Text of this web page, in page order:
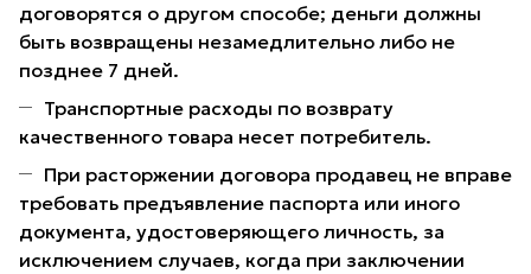
договорятся о другом способе; деньги должны
быть возвращены незамедлительно либо не
позднее 7 дней.
Транспортные расходы по возврату
качественного товара несет потребитель.
При расторжении договора продавец не вправе
требовать предъявление паспорта или иного
документа, удостоверяющего личность, за
исключением случаев, когда при заключении